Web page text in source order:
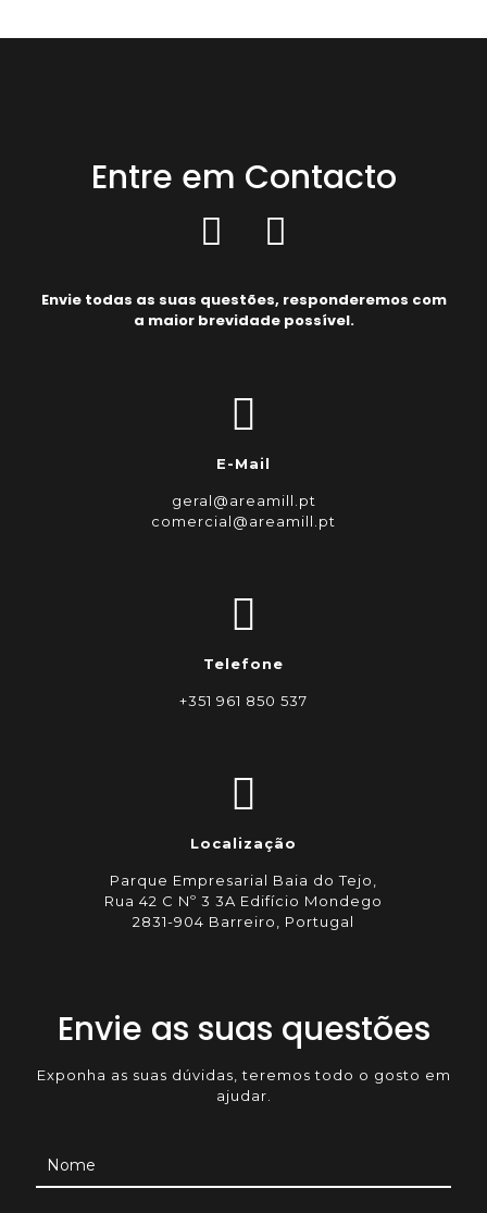
Entre em Contacto
Envie todas as suas questões, responderemos com
a maior brevidade possível.
E-Mail
geral@areamill.pt
comercial@areamill.pt
Telefone
+351 961 850 537
Localização
Parque Empresarial Baia do Tejo,
Rua 42 C Nº 3 3A Edifício Mondego
2831-904 Barreiro, Portugal
Envie as suas questões
Exponha as suas dúvidas, teremos todo o gosto em
ajudar.